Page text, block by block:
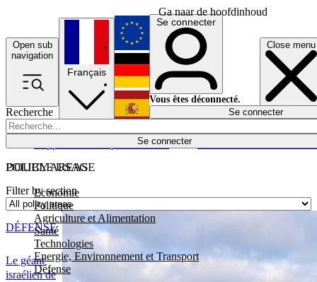
Ga naar de hoofdinhoud
Open sub
navigation
Close menu
Recherche
Se connecter
POLICY AREAS
Economie
Politique
Agriculture et Alimentation
Santé
Technologies
Energie, Environnement et Transport
Défense
Économie
Français
English
Deutsch
Español
Se connecter
Vous êtes déconnecté.
Se connecter
DOUBLE USAGE
Filter by section
Le géant
israélien de
DÉFENSE